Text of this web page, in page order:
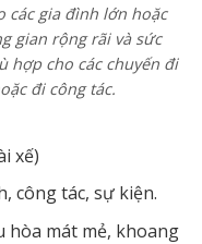
các gia đình lớn hoặc
gian rộng rãi và sức
hợp cho các chuyến đi
đi công tác.
xế)
công tác, sự kiện.
hòa mát mẻ, khoang